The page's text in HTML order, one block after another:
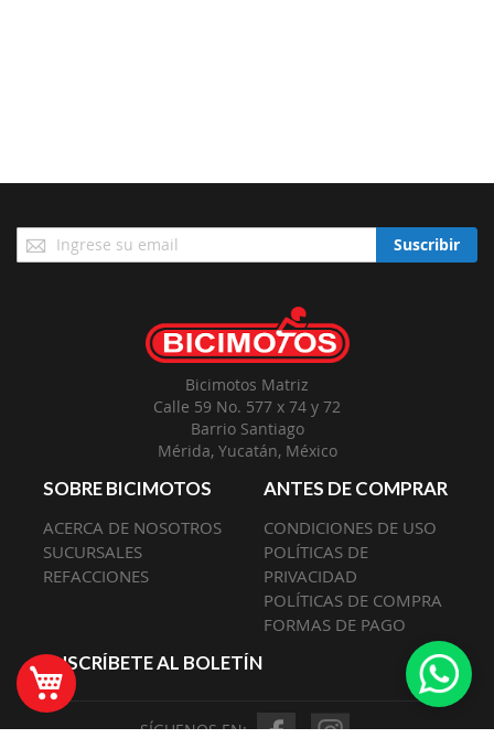
Mi Carrito
Suscríbase
a
Suscribir
Bicimotos Matriz
Calle 59 No. 577 x 74 y 72
Barrio Santiago
Mérida, Yucatán, México
SOBRE BICIMOTOS
ACERCA DE NOSOTROS
SUCURSALES
REFACCIONES
ANTES DE COMPRAR
CONDICIONES DE USO
POLÍTICAS DE
PRIVACIDAD
POLÍTICAS DE COMPRA
FORMAS DE PAGO
SUSCRÍBETE AL BOLETÍN
SÍGUENOS EN: